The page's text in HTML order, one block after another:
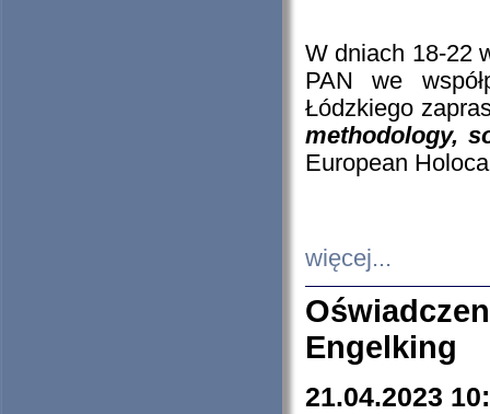
W dniach 18-22
PAN we
Łódzkiego
methodology,
European
więcej...
Engelking
21.04.2023